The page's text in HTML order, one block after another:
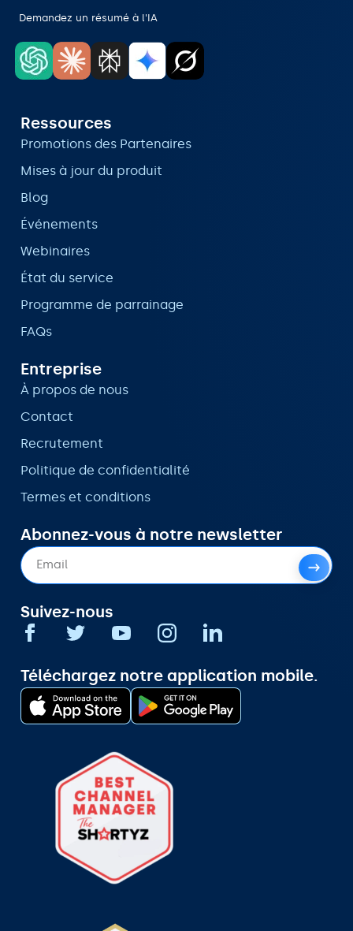
Demandez un résumé à l'IA
Ressources
Promotions des Partenaires
Mises à jour du produit
Blog
Événements
Webinaires
État du service
Programme de parrainage
FAQs
Entreprise
À propos de nous
Contact
Recrutement
Politique de confidentialité
Termes et conditions
Abonnez-vous à notre newsletter
Suivez-nous
Téléchargez notre application mobile.